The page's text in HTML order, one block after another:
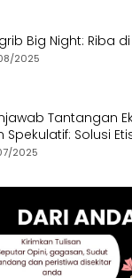
Big Night: Riba
2025
Tantangan
Spekulatif: Solusi
2025